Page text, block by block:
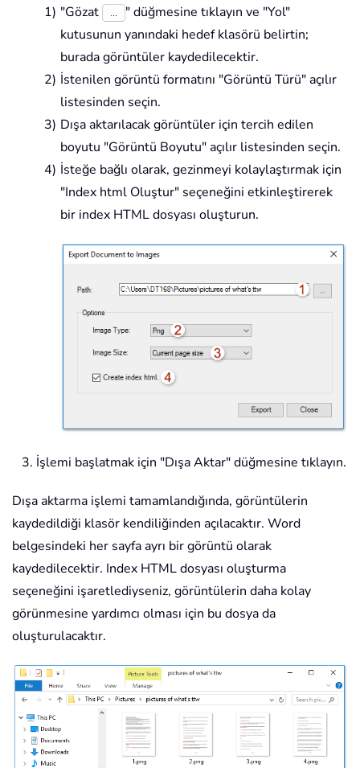
"Gözat
" düğmesine tıklayın ve "Yol"
kutusunun yanındaki hedef klasörü belirtin;
burada görüntüler kaydedilecektir.
İstenilen görüntü formatını "Görüntü Türü" açılır
listesinden seçin.
Dışa aktarılacak görüntüler için tercih edilen
boyutu "Görüntü Boyutu" açılır listesinden seçin.
İsteğe bağlı olarak, gezinmeyi kolaylaştırmak için
"Index html Oluştur" seçeneğini etkinleştirerek
bir index HTML dosyası oluşturun.
İşlemi başlatmak için "Dışa Aktar" düğmesine tıklayın.
Dışa aktarma işlemi tamamlandığında, görüntülerin
kaydedildiği klasör kendiliğinden açılacaktır. Word
belgesindeki her sayfa ayrı bir görüntü olarak
kaydedilecektir. Index HTML dosyası oluşturma
seçeneğini işaretlediyseniz, görüntülerin daha kolay
görünmesine yardımcı olması için bu dosya da
oluşturulacaktır.